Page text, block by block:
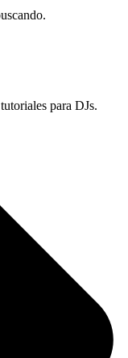
para DJs.